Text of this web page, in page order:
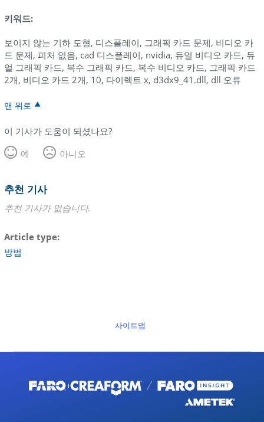
키워드:
보이지 않는 기하 도형, 디스플레이, 그래픽 카드 문제, 비디오 카
드 문제, 피처 없음, cad 디스플레이, nvidia, 듀얼 비디오 카드, 듀
얼 그래픽 카드, 복수 그래픽 카드, 복수 비디오 카드, 그래픽 카드
2개, 비디오 카드 2개, 10, 다이렉트 x, d3dx9_41.dll, dll 오류
맨 위로
이 기사가 도움이 되셨나요?
예
아니오
추천 기사
추천 기사가 없습니다.
Article type
방법
사이트맵